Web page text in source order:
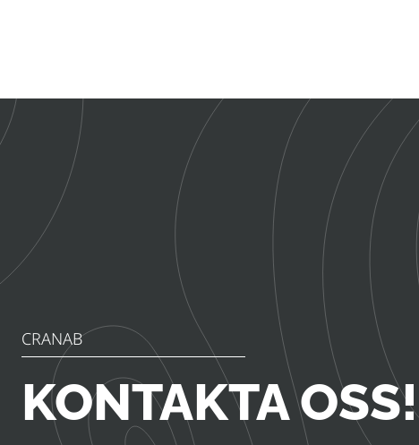
CRANAB
KONTAKTA OSS!